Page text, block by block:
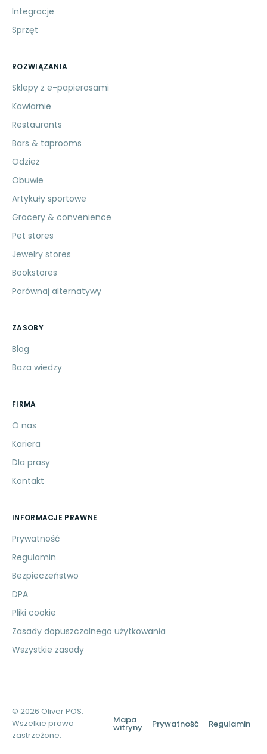
Integracje
Sprzęt
ROZWIĄZANIA
Sklepy z e-papierosami
Kawiarnie
Restaurants
Bars & taprooms
Odzież
Obuwie
Artykuły sportowe
Grocery & convenience
Pet stores
Jewelry stores
Bookstores
Porównaj alternatywy
ZASOBY
Blog
Baza wiedzy
FIRMA
O nas
Kariera
Dla prasy
Kontakt
INFORMACJE PRAWNE
Prywatność
Regulamin
Bezpieczeństwo
DPA
Pliki cookie
Zasady dopuszczalnego użytkowania
Wszystkie zasady
© 2026 Oliver POS.
Wszelkie prawa
zastrzeżone.
Mapa
witryny Prywatność Regulamin